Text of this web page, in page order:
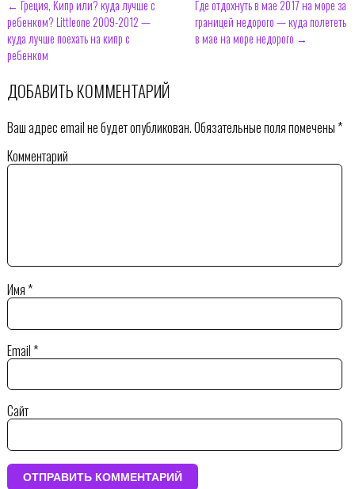
← Греция, Кипр или? куда лучше с
ребенком? Littleone 2009-2012 —
куда лучше поехать на кипр с
ребенком
Где отдохнуть в мае 2017 на море за
границей недорого — куда полететь
в мае на море недорого →
ДОБАВИТЬ КОММЕНТАРИЙ
Ваш адрес email не будет опубликован.Обязательные поля помечены*
Комментарий
Имя*
Email*
Сайт